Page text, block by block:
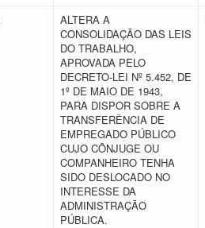
ALTERA A
CONSOLIDAÇÃO DAS LEIS
DO TRABALHO,
APROVADA PELO
DECRETO-LEI Nº 5.452, DE
1º DE MAIO DE 1943,
PARA DISPOR SOBRE A
TRANSFERÊNCIA DE
EMPREGADO PÚBLICO
CUJO CÔNJUGE OU
COMPANHEIRO TENHA
SIDO DESLOCADO NO
INTERESSE DA
ADMINISTRAÇÃO
PÚBLICA.